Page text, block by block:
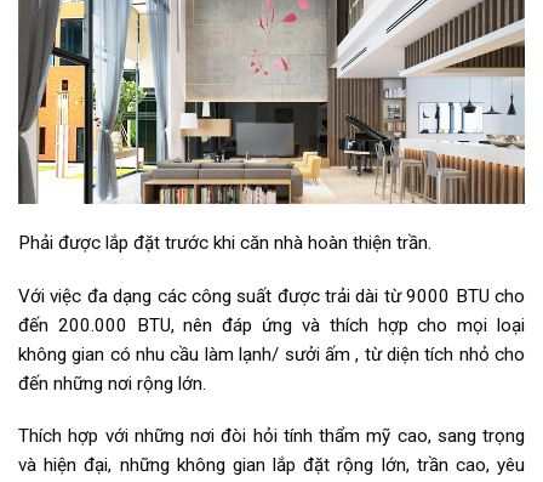
Phải được lắp đặt trước khi căn nhà hoàn thiện trần.
Với việc đa dạng các công suất được trải dài từ 9000 BTU cho
đến 200.000 BTU, nên đáp ứng và thích hợp cho mọi loại
không gian có nhu cầu làm lạnh/ sưởi ấm , từ diện tích nhỏ cho
đến những nơi rộng lớn.
Thích hợp với những nơi đòi hỏi tính thẩm mỹ cao, sang trọng
và hiện đại, những không gian lắp đặt rộng lớn, trần cao, yêu